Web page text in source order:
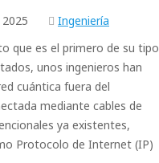
2025
Ingeniería
que es el primero de su tipo
unos ingenieros han
cuántica fuera del
mediante cables de
ya existentes,
Protocolo de Internet (IP)